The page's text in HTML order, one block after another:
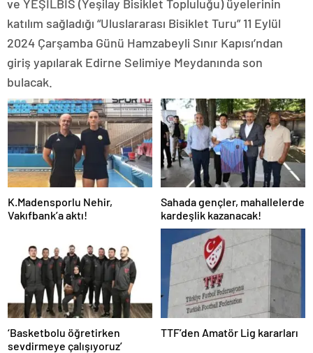
ve YEŞİLBİS (Yeşilay Bisiklet Topluluğu) üyelerinin
katılım sağladığı “Uluslararası Bisiklet Turu” 11 Eylül
2024 Çarşamba Günü Hamzabeyli Sınır Kapısı’ndan
giriş yapılarak Edirne Selimiye Meydanında son
bulacak.
K.Madensporlu Nehir,
Vakıfbank’a aktı!
Sahada gençler, mahallelerde
kardeşlik kazanacak!
‘Basketbolu öğretirken
sevdirmeye çalışıyoruz’
TTF’den Amatör Lig kararları